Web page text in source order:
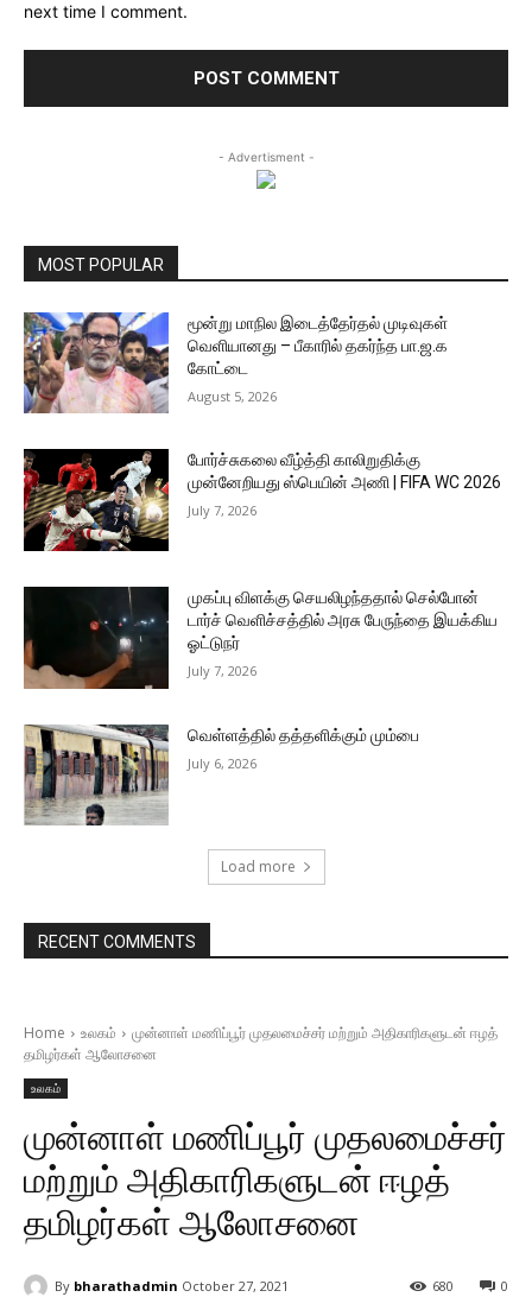
next time I comment.
- Advertisment -
MOST POPULAR
மூன்று மாநில இடைத்தேர்தல் முடிவுகள்
வெளியானது – பீகாரில் தகர்ந்த பா.ஜ.க
கோட்டை
August 5, 2026
போர்ச்சுகலை வீழ்த்தி காலிறுதிக்கு
முன்னேறியது ஸ்பெயின் அணி | FIFA WC 2026
July 7, 2026
முகப்பு விளக்கு செயலிழந்ததால் செல்போன்
டார்ச் வெளிச்சத்தில் அரசு பேருந்தை இயக்கிய
ஓட்டுநர்
July 7, 2026
வெள்ளத்தில் தத்தளிக்கும் மும்பை
July 6, 2026
Load more
RECENT COMMENTS